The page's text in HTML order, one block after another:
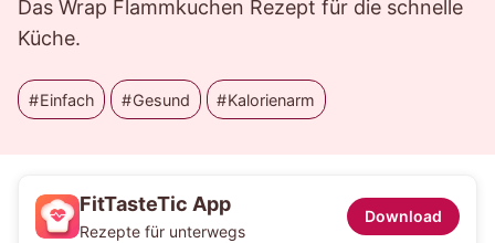
Das Wrap Flammkuchen Rezept für die schnelle
Küche.
Einfach Gesund Kalorienarm
FitTasteTic App
Rezepte für unterwegs
Download